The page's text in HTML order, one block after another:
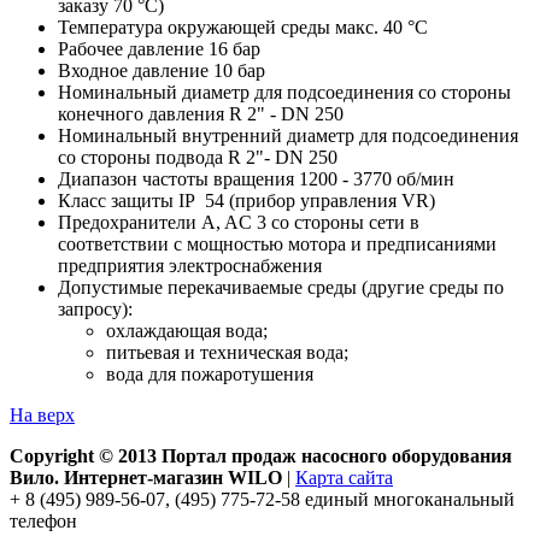
заказу 70 °C)
Температура окружающей среды макс. 40 °C
Рабочее давление 16 бар
Входное давление 10 бар
Номинальный диаметр для подсоединения со стороны
конечного давления R 2" - DN 250
Номинальный внутренний диаметр для подсоединения
со стороны подвода R 2"- DN 250
Диапазон частоты вращения 1200 - 3770 об/мин
Класс защиты IP 54 (прибор управления VR)
Предохранители A, AC 3 со стороны сети в
соответствии с мощностью мотора и предписаниями
предприятия электроснабжения
Допустимые перекачиваемые среды (другие среды по
запросу):
охлаждающая вода;
питьевая и техническая вода;
вода для пожаротушения
На верх
Copyright © 2013 Портал продаж насосного оборудования
Вило. Интернет-магазин WILO | Карта сайта
+ 8 (495) 989-56-07, (495) 775-72-58 единый многоканальный
телефон